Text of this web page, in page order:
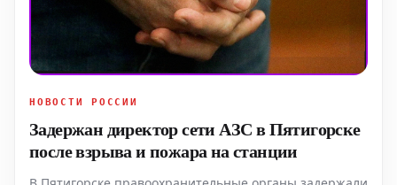
НОВОСТИ РОССИИ
Задержан директор сети АЗС в Пятигорске
после взрыва и пожара на станции